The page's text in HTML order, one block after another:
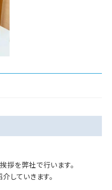
拶を弊社で行います。
していきます。